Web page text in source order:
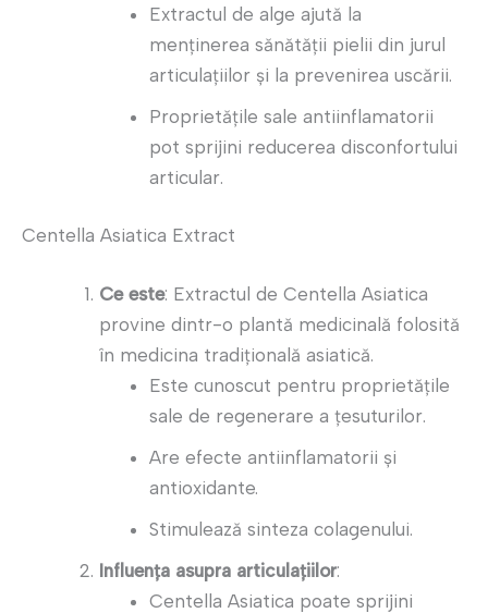
Extractul de alge ajută la
menținerea sănătății pielii din jurul
articulațiilor și la prevenirea uscării.
Proprietățile sale antiinflamatorii
pot sprijini reducerea disconfortului
articular.
Centella Asiatica Extract
Ce este: Extractul de Centella Asiatica
provine dintr-o plantă medicinală folosită
în medicina tradițională asiatică.
Este cunoscut pentru proprietățile
sale de regenerare a țesuturilor.
Are efecte antiinflamatorii și
antioxidante.
Stimulează sinteza colagenului.
Influența asupra articulațiilor:
Centella Asiatica poate sprijini